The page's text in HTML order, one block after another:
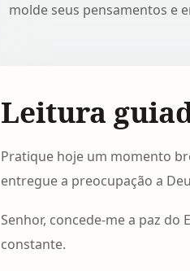
molde seus pensamentos e
Leitura
Pratique hoje um momento
entregue a preocupação a
Senhor, concede-me a paz do
constante.